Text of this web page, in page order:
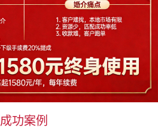
成功案例